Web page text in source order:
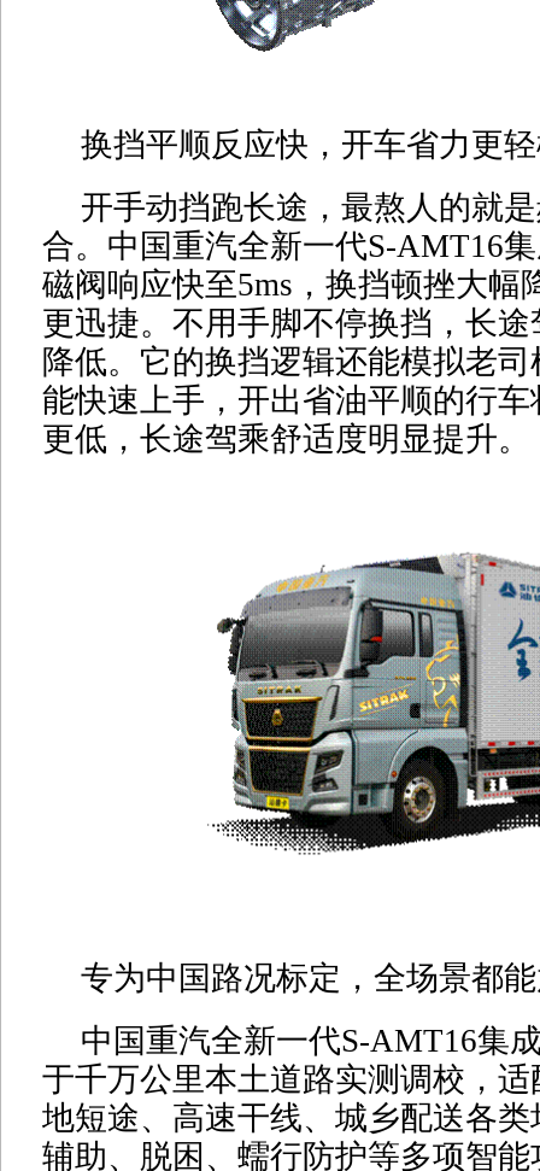
换挡平顺反应快，开车省力更
开手动挡跑长途，最熬人的就
合。中国重汽全新一代S-AMT16
磁阀响应快至5ms，换挡顿挫大幅
更迅捷。不用手脚不停换挡，长
降低。它的换挡逻辑还能模拟老
能快速上手，开出省油平顺的行
更低，长途驾乘舒适度明显提升。
专为中国路况标定，全场景都
中国重汽全新一代S-AMT16集
于千万公里本土道路实测调校，
地短途、高速干线、城乡配送各
辅助、脱困、蠕行防护等多项智